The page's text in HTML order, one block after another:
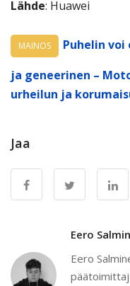
Lähde: Huawei
MAINOS
Puhelin
ja geneerinen –
urheilun ja
Jaa
Eero
Eero